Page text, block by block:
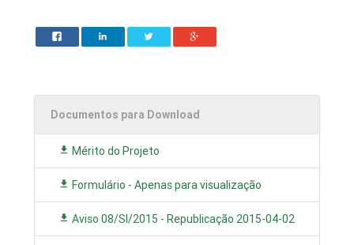
Documentos para Download
Mérito do Projeto
Formulário - Apenas para visualização
Aviso 08/SI/2015 - Republicação 2015-04-02